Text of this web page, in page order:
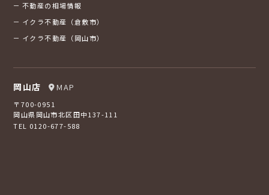
不動産の相場情報
イクラ不動産（倉敷市）
イクラ不動産（岡山市）
岡山店 MAP
〒700-0951
岡山県岡山市北区田中137-111
TEL 0120-677-588